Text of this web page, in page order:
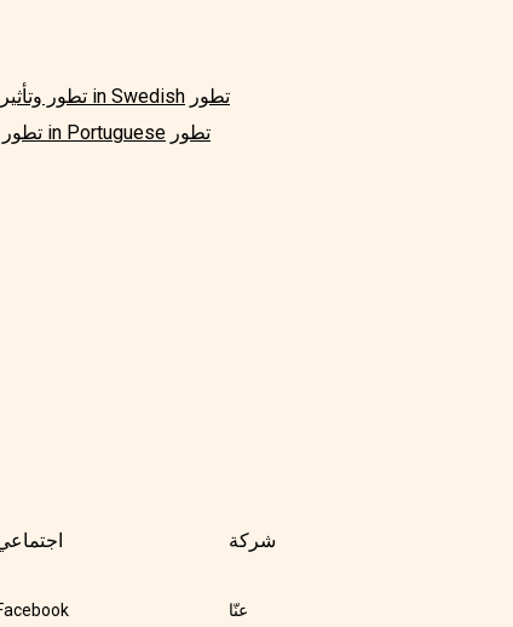
تطور وتأثير البالونات in Swedish تطور
تطور وتأثير البالونات in Portuguese تطور
شركة
عنّا